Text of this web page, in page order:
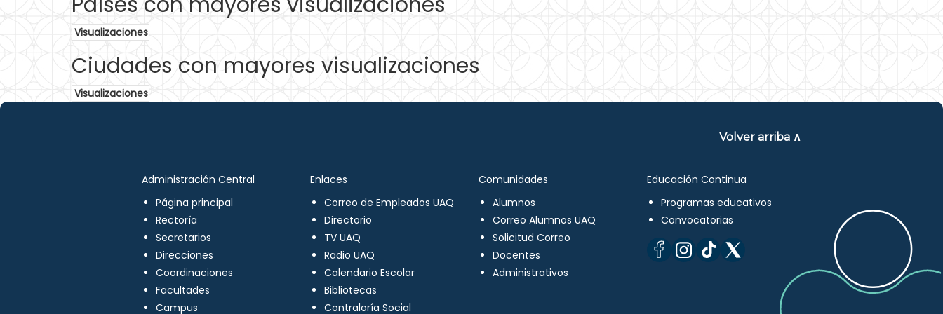
Visualizaciones
Ciudades con mayores visualizaciones
Visualizaciones
Volver arriba ∧
Administración Central
Página principal
Rectoría
Secretarios
Direcciones
Coordinaciones
Facultades
Campus
Enlaces
Correo de Empleados UAQ
Directorio
TV UAQ
Radio UAQ
Calendario Escolar
Bibliotecas
Contraloría Social
Comunidades
Alumnos
Correo Alumnos UAQ
Solicitud Correo
Docentes
Administrativos
Educación Continua
Programas educativos
Convocatorias